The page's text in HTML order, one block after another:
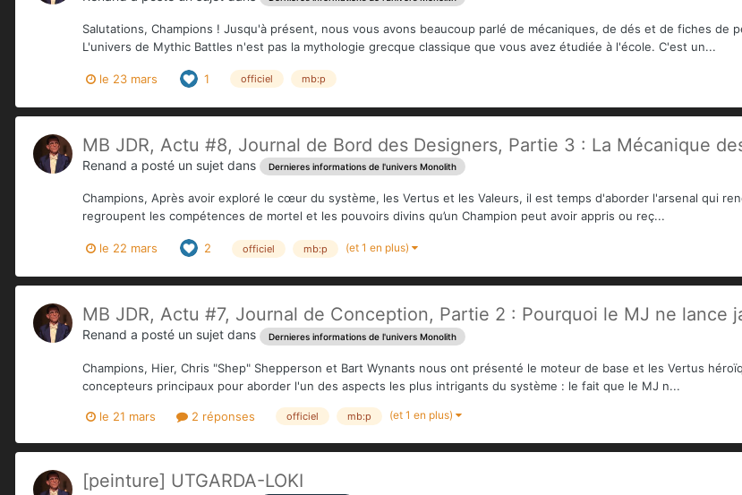
Salutations, Champions ! Jusqu'à présent, nous vous avons beaucoup parlé de mécaniques, de dés et de fiches de
L'univers de Mythic Battles n'est pas la mythologie grecque classique que vous avez étudiée à l'école. C'est un...
le 23 mars 1 officiel mb:p
MB JDR, Actu #8, Journal de Bord des Designers, Partie 3 : La Mécanique
Renand a posté un sujet dans Dernieres informations de l'univers Monolith
Champions, Après avoir exploré le cœur du système, les Vertus et les Valeurs, il est temps d'aborder l'arsenal qui
regroupent les compétences de mortel et les pouvoirs divins qu’un Champion peut avoir appris ou reç...
le 22 mars 2 officiel mb:p (et 1 en plus)
MB JDR, Actu #7, Journal de Conception, Partie 2 : Pourquoi le MJ ne lance
Renand a posté un sujet dans Dernieres informations de l'univers Monolith
Champions, Hier, Chris "Shep" Shepperson et Bart Wynants nous ont présenté le moteur de base et les Vertus
concepteurs principaux pour aborder l'un des aspects les plus intrigants du système : le fait que le MJ n...
le 21 mars 2 réponses officiel mb:p (et 1 en plus)
[peinture] UTGARDA-LOKI